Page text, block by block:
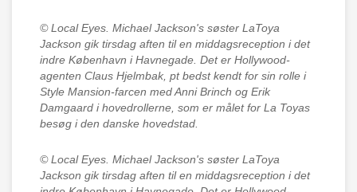
© Local Eyes. Michael Jackson's søster LaToya
Jackson gik tirsdag aften til en middagsreception i det
indre København i Havnegade. Det er Hollywood-
agenten Claus Hjelmbak, pt bedst kendt for sin rolle i
Style Mansion-farcen med Anni Brinch og Erik
Damgaard i hovedrollerne, som er målet for La Toyas
besøg i den danske hovedstad.
© Local Eyes. Michael Jackson's søster LaToya
Jackson gik tirsdag aften til en middagsreception i det